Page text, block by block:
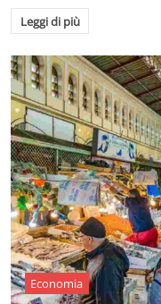
Leggi di più
Economia